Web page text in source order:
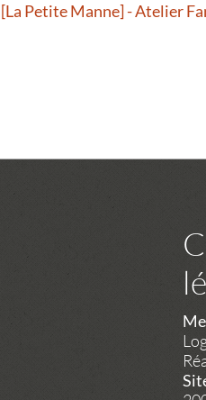
[La Petite Manne] - Atelier